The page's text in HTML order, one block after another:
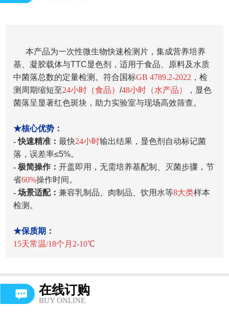
本产品为一次性微生物快速检测片，集成营养培养
基、凝胶载体与TTC显色剂，适用于食品、原料及水质
中菌落总数的定量检测。符合国标GB 4789.2-2022 ，检
测周期缩短至24小时（食品）/48小时（水产品）
，显色
菌落呈显著红色斑块，助力实验室与现场高效筛查。
★核心优势：
- 快速精准：最快24小时输出结果，显色剂自动标记菌
落，误差率≤5%。
- 极简操作：开盖即用，无需培养基配制、灭菌步骤，节
省60%操作时间。
- 场景适配：兼容乳制品、肉制品、饮用水等8大类样本
检测。
★保质期：
15天常温/18个月2-10℃
在线订购
BUY ONLINE